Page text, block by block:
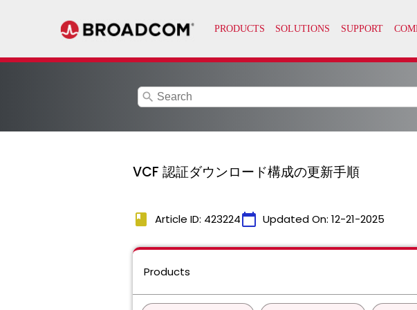
search
VCF 認証ダウンロード構成の更新手順
book Article ID: 423224calendar_today Updated On: 12-21-2025
Products